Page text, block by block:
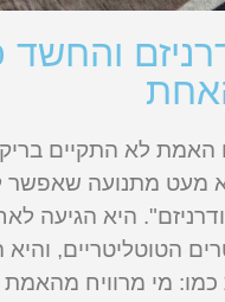
והחשד
האמת לא התקיים
לא מעט מתנועה שאפשר
היא הגיעה
הטוטליטריים,
מי מרוויח מהאמת